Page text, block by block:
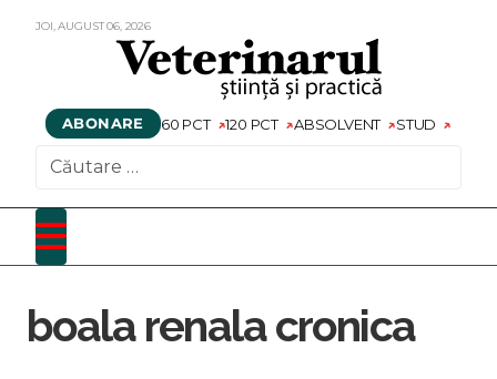
JOI,AUGUST06, 2026
ABONARE 60 PCT 120 PCT ABSOLVENT STUD
boala renala cronica